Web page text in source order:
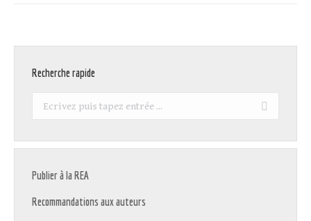
Recherche rapide
Recherche
Publier à la REA
Recommandations aux auteurs